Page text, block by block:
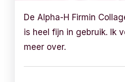
De Alpha-H Firmin
is heel fijn in gebruik. Ik
meer over.